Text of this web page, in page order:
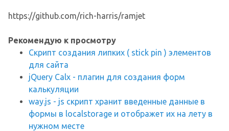
https://github.com/rich-harris/ramjet
Рекомендую к просмотру
Скрипт создания липких ( stick pin ) элементов
для сайта
jQuery Calx - плагин для создания форм
калькуляции
way.js - js скрипт хранит введенные данные в
формы в localstorage и отображет их на лету в
нужном месте